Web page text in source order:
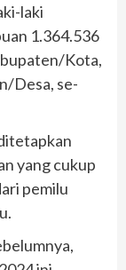
laki
1.364.536
Kota,
Desa, se-
yang cukup
pemilu